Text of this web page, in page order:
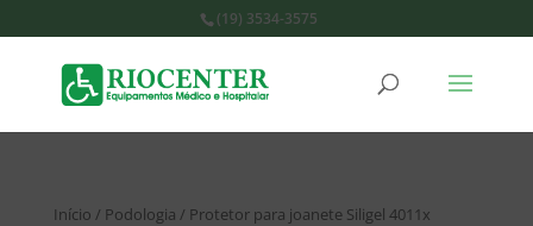
(19) 3534-3575
Início / Podologia / Protetor para joanete Siligel 4011x